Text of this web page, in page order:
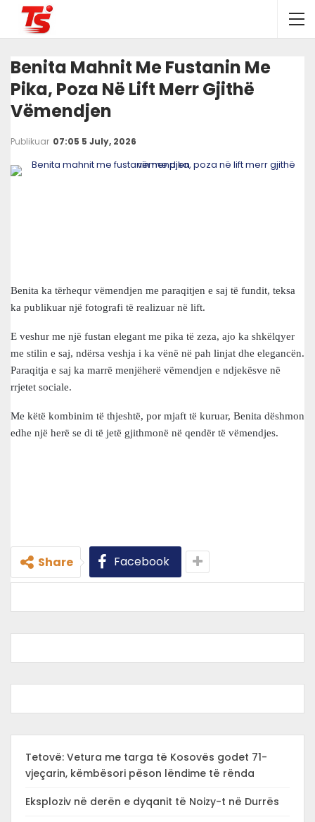
Benita Mahnit Me Fustanin Me
Pika, Poza Në Lift Merr Gjithë
Vëmendjen
Publikuar 07:05 5 July, 2026
Benita ka tërhequr vëmendjen me paraqitjen e saj të fundit, teksa
ka publikuar një fotografi të realizuar në lift.
E veshur me një fustan elegant me pika të zeza, ajo ka shkëlqyer
me stilin e saj, ndërsa veshja i ka vënë në pah linjat dhe elegancën.
Paraqitja e saj ka marrë menjëherë vëmendjen e ndjekësve në
rrjetet sociale.
Me këtë kombinim të thjeshtë, por mjaft të kuruar, Benita dëshmon
edhe një herë se di të jetë gjithmonë në qendër të vëmendjes.
Share Facebook
Tetovë: Vetura me targa të Kosovës godet 71-
vjeçarin, këmbësori pëson lëndime të rënda
Eksploziv në derën e dyqanit të Noizy-t në Durrës